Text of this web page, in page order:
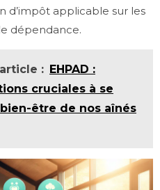
d’impôt applicable sur les
dépendance.
: EHPAD :
cruciales à se
être de nos aînés